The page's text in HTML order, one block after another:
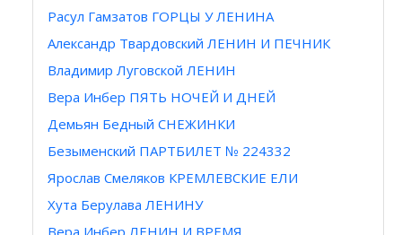
Расул Гамзатов ГОРЦЫ У ЛЕНИНА
Александр Твардовский ЛЕНИН И ПЕЧНИК
Bлaдимир Луговской ЛЕНИН
Вера Инбер ПЯТЬ НОЧЕЙ И ДНЕЙ
Демьян Бедный СНЕЖИНКИ
Безыменский ПАРТБИЛЕТ № 224332
Ярослав Смеляков КРЕМЛЕВСКИЕ ЕЛИ
Хута Берулава ЛЕНИНУ